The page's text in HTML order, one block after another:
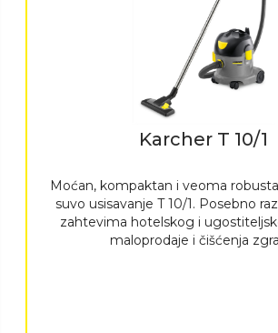
Karcher T 10/1
Moćan, kompaktan i veoma
suvo usisavanje T 10/1. Posebno
zahtevima hotelskog i
maloprodaje i čišćenja